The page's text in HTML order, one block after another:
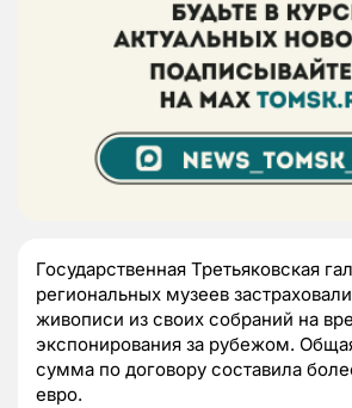
Государственная Третьяковская
региональных музеев
живописи из своих собраний на
экспонирования за рубежом.
сумма по договору составила
евро.